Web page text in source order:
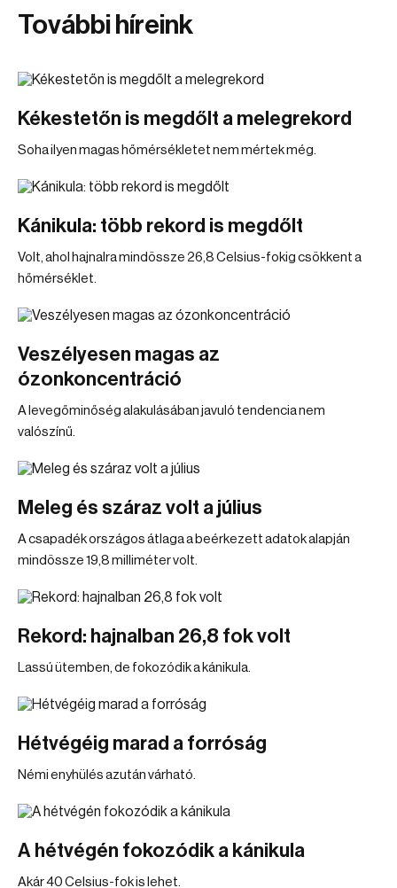
További híreink
Kékestetőn is megdőlt a melegrekord
Soha ilyen magas hőmérsékletet nem mértek még.
Kánikula: több rekord is megdőlt
Volt, ahol hajnalra mindössze 26,8 Celsius-fokig csökkent a
hőmérséklet.
Veszélyesen magas az
ózonkoncentráció
A levegőminőség alakulásában javuló tendencia nem
valószínű.
Meleg és száraz volt a július
A csapadék országos átlaga a beérkezett adatok alapján
mindössze 19,8 milliméter volt.
Rekord: hajnalban 26,8 fok volt
Lassú ütemben, de fokozódik a kánikula.
Hétvégéig marad a forróság
Némi enyhülés azután várható.
A hétvégén fokozódik a kánikula
Akár 40 Celsius-fok is lehet.